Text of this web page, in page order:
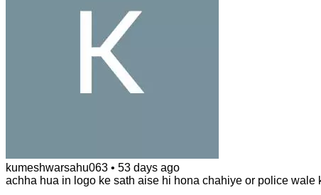
kumeshwarsahu063 • 53 days ago
achha hua in logo ke sath aise hi hona chahiye or police wale